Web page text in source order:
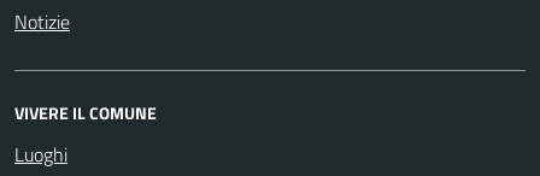
Notizie
VIVERE IL COMUNE
Luoghi